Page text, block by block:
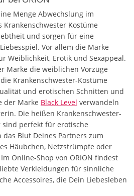
Menge Abwechslung im
Krankenschwester Kostüme
und sorgen für eine
Vor allem die Marke
Weiblichkeit, Erotik und Sexappeal.
Marke die weiblichen Vorzüge
Krankenschwester-Kostüme
und erotischen Schnitten und
der Marke Black Level verwandeln
Die heißen Krankenschwester-
sind perfekt für erotische
Blut Deines Partners zum
Häubchen, Netzstrümpfe oder
Online-Shop von ORION findest
Verkleidungen für sinnliche
Accessoires, die Dein Liebesleben